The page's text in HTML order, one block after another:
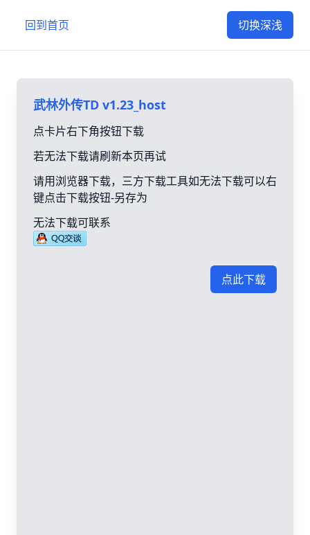
回到首页 切换深浅
武林外传TD v1.23_host
点卡片右下角按钮下载
若无法下载请刷新本页再试
请用浏览器下载，三方下载工具如无法下载可以右
键点击下载按钮-另存为
无法下载可联系
点此下载